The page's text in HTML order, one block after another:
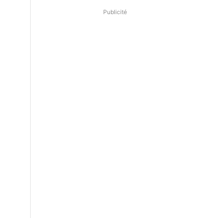
Publicité